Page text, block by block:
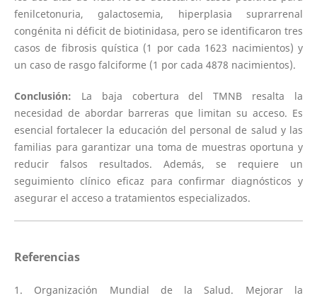
fenilcetonuria, galactosemia, hiperplasia suprarrenal
congénita ni déficit de biotinidasa, pero se identificaron tres
casos de fibrosis quística (1 por cada 1623 nacimientos) y
un caso de rasgo falciforme (1 por cada 4878 nacimientos).
Conclusión: La baja cobertura del TMNB resalta la
necesidad de abordar barreras que limitan su acceso. Es
esencial fortalecer la educación del personal de salud y las
familias para garantizar una toma de muestras oportuna y
reducir falsos resultados. Además, se requiere un
seguimiento clínico eficaz para confirmar diagnósticos y
asegurar el acceso a tratamientos especializados.
Referencias
1. Organización Mundial de la Salud. Mejorar la